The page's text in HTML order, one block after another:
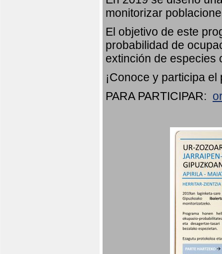
monitorizar
El objetivo de este
probabilidad de
extinción de especies
¡Conoce y participa
PARA PARTICIPAR: